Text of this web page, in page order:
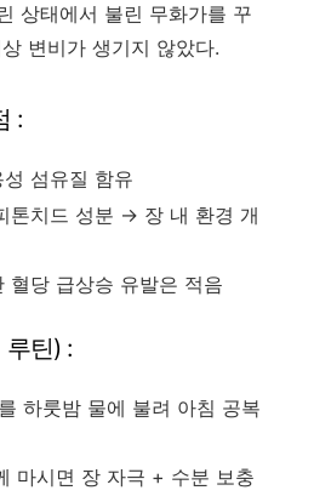
상태에서 불린 무화가를 꾸
변비가 생기지 않았다.
:
섬유질 함유
톤치드 성분 → 장 내 환경 개
혈당 급상승 유발은 적음
틴) :
하룻밤 물에 불려 아침 공복
마시면 장 자극 + 수분 보충